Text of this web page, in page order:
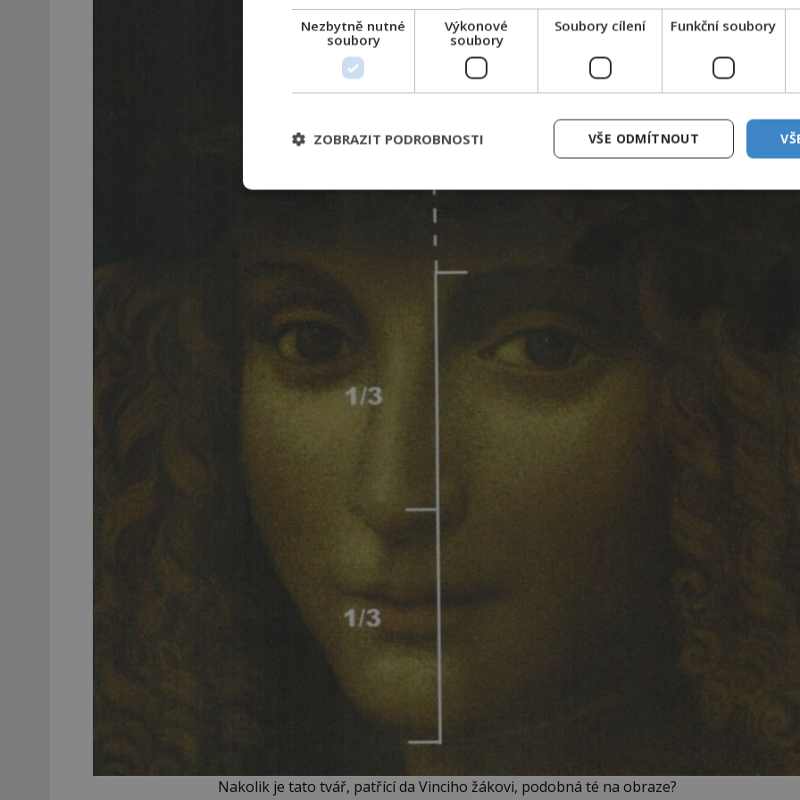
Nakolik je tato tvář, patřící da Vinciho žákovi, podobná té na obraze?
Nezbytně nutné
soubory
Výkonové
soubory
Soubory cílení Funkční soubory
VŠE ODMÍTNOUT
ZOBRAZIT PODROBNOSTI